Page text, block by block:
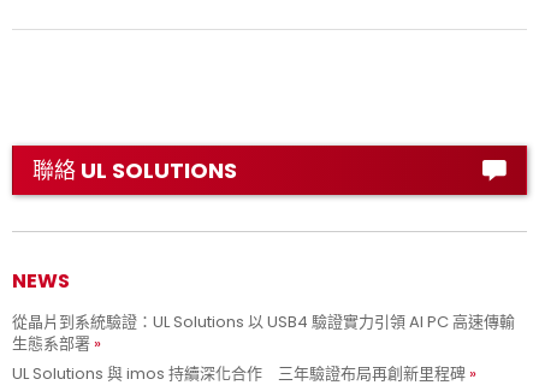
聯絡 UL SOLUTIONS
NEWS
從晶片到系統驗證：UL Solutions 以 USB4 驗證實力引領 AI PC 高速傳輸
生態系部署
UL Solutions 與 imos 持續深化合作 三年驗證布局再創新里程碑